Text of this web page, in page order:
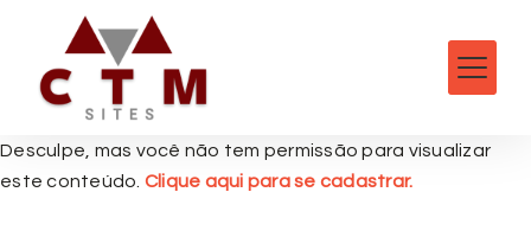
Desculpe, mas você não tem permissão para visualizar
este conteúdo. Clique aqui para se cadastrar.